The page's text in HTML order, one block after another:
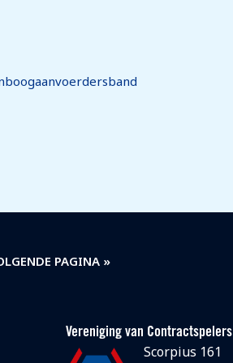
PAGINA »
Vereniging van Contractspelers
Scorpius 161